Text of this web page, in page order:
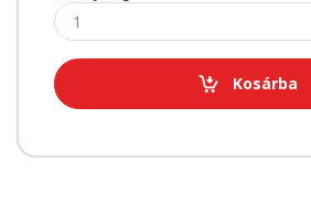
Kosárba